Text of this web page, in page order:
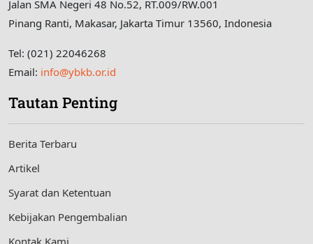
Jalan SMA Negeri 48 No.52, RT.009/RW.001
Pinang Ranti, Makasar, Jakarta Timur 13560, Indonesia
Tel: (021) 22046268
Email: info@ybkb.or.id
Tautan Penting
Berita Terbaru
Artikel
Syarat dan Ketentuan
Kebijakan Pengembalian
Kontak Kami